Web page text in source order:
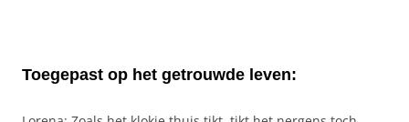
Toegepast op het getrouwde leven: